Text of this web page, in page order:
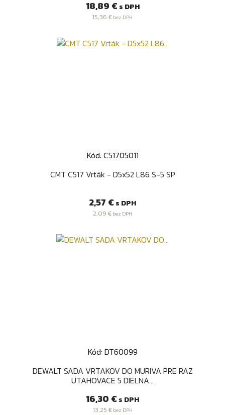
Cena
18,89 € s DPH
15,36 € bez DPH
Kód: C51705011
CMT C517 Vrták - D5x52 L86 S-5 SP
Cena
2,57 € s DPH
2,09 € bez DPH
Kód: DT60099
DEWALT SADA VRTAKOV DO MURIVA PRE RAZ
UTAHOVACE 5 DIELNA...
Cena
16,30 € s DPH
13,25 €bez DPH